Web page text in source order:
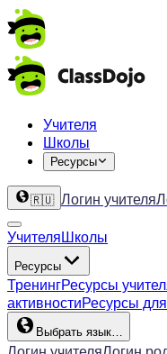
Учителя
Школы
Ресурсы
🇷🇺 Логин учителя
УчителяШколы
Ресурсы
ТренингРесурсы
активностиРесурсы
Выбрать язык…